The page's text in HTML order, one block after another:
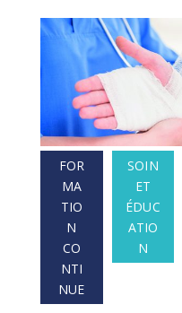
FOR
MA
TIO
N
CO
NTI
NUE
SOIN
ET
ÉDUC
ATIO
N